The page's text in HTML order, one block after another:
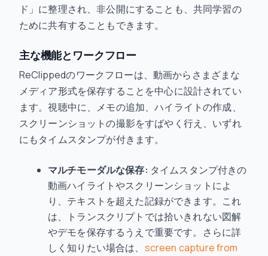
ド」に整理され、非公開にすることも、共同学習の
ために共有することもできます。
主な機能とワークフロー
ReClippedのワークフローは、動画からさまざまな
メディア形式を保存することを中心に設計されてい
ます。視聴中に、メモの追加、ハイライトの作成、
スクリーンショットの撮影をすばやく行え、いずれ
にもタイムスタンプが付きます。
マルチモーダルな保存: タイムスタンプ付きの
動画ハイライトやスクリーンショットによ
り、テキストを超えた記録ができます。これ
は、トランスクリプトでは拾いきれない図解
やデモを保存するうえで重要です。さらに詳
しく知りたい場合は、 screen capture from